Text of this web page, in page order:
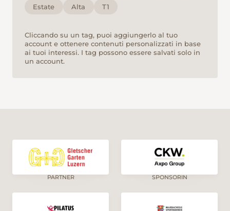
Estate
Alta T1
Cliccando su un tag, puoi aggiungerlo al tuo
account e ottenere contenuti personalizzati in base
ai tuoi interessi. I tag possono essere salvati solo in
un account.
PARTNER SPONSORIN